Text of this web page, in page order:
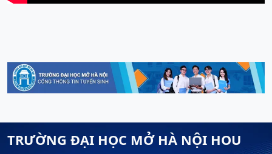
TRƯỜNG ĐẠI HỌC MỞ HÀ NỘI HOU